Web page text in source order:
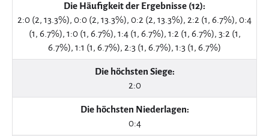
Die Häufigkeit der Ergebnisse (12):
2:0 (2, 13.3%), 0:0 (2, 13.3%), 0:2 (2, 13.3%), 2:2 (1, 6.7%), 0:4
(1, 6.7%), 1:0 (1, 6.7%), 1:4 (1, 6.7%), 1:2 (1, 6.7%), 3:2 (1,
6.7%), 1:1 (1, 6.7%), 2:3 (1, 6.7%), 1:3 (1, 6.7%)
Die höchsten Siege:
2:0
Die höchsten Niederlagen:
0:4